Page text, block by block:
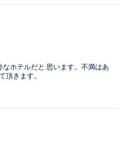
ホテルだと 思います。不満はあ
頂きます。